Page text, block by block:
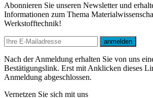
Abonnieren Sie unseren Newsletter und
Informationen zum Thema
Werkstofftechnik!
E-mail
anmelden
Nach der Anmeldung erhalten Sie von uns
Bestätigungslink. Erst mit Anklicken dieses
Anmeldung abgeschlossen.
Vernetzen Sie sich mit uns